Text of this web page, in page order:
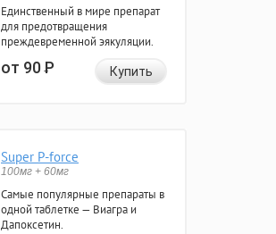
Единственный в мире препарат
для предотвращения
преждевременной эякуляции.
от 90Р Купить
Super P-force
100мг + 60мг
Самые популярные препараты в
одной таблетке — Виагра и
Дапоксетин.